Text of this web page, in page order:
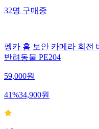
32명구매중
펭카 홈 보안 카메라 회전
반려동물 PE204
59,000원
41%34,900원